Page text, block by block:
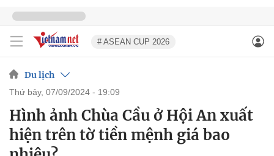
# ASEAN CUP 2026
Du lịch
thứ bảy, 07/09/2024 - 19:09
Hình ảnh Chùa Cầu ở Hội An xuất
hiện trên tờ tiền mệnh giá bao